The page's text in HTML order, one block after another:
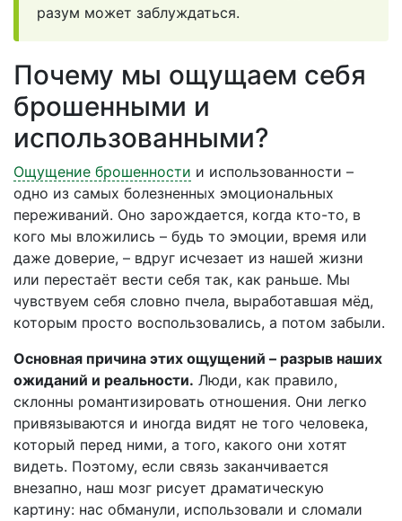
разум может заблуждаться.
Почему мы ощущаем себя
брошенными и
использованными?
Ощущение брошенности и использованности –
одно из самых болезненных эмоциональных
переживаний. Оно зарождается, когда кто-то, в
кого мы вложились – будь то эмоции, время или
даже доверие, – вдруг исчезает из нашей жизни
или перестаёт вести себя так, как раньше. Мы
чувствуем себя словно пчела, выработавшая мёд,
которым просто воспользовались, а потом забыли.
Основная причина этих ощущений – разрыв наших
ожиданий и реальности. Люди, как правило,
склонны романтизировать отношения. Они легко
привязываются и иногда видят не того человека,
который перед ними, а того, какого они хотят
видеть. Поэтому, если связь заканчивается
внезапно, наш мозг рисует драматическую
картину: нас обманули, использовали и сломали